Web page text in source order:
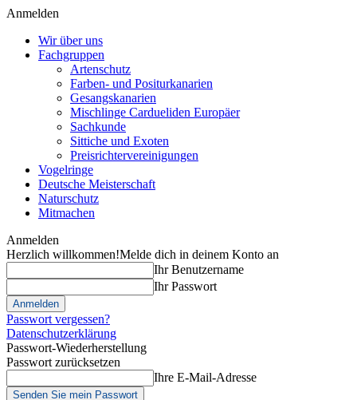
Anmelden
Wir über uns
Fachgruppen
Artenschutz
Farben- und Positurkanarien
Gesangskanarien
Mischlinge Cardueliden Europäer
Sachkunde
Sittiche und Exoten
Preisrichtervereinigungen
Vogelringe
Deutsche Meisterschaft
Naturschutz
Mitmachen
Anmelden
Herzlich willkommen!Melde dich in deinem Konto an
Ihr Benutzername
Ihr Passwort
Passwort vergessen?
Datenschutzerklärung
Passwort-Wiederherstellung
Passwort zurücksetzen
Ihre E-Mail-Adresse